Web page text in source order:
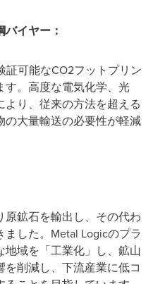
イヤー：
証可能なCO2フットプリン
す。高度な電気化学、光
り、従来の方法を超える
大量輸送の必要性が軽減
鉱石を輸出し、その代わ
した。Metal Logicのプラ
地域を「工業化」し、鉱山
削減し、下流産業に低コ